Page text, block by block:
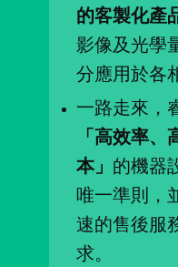
的客製化產
影像及光學
分應用於各
一路走來，
「高效率
本」 的機器
唯一準則，
速的售後服
求。